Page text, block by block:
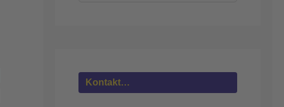
Informationen
Kontakt…